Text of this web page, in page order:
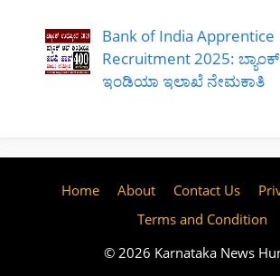
Bank of India Apprentice
Recruitment 2025:
ಇಂಡಿಯಾ ಇಲಾಖೆ ನೇಮಕಾತಿ
Home About Contact Us
Terms and Condition
© 2026 Karnataka News